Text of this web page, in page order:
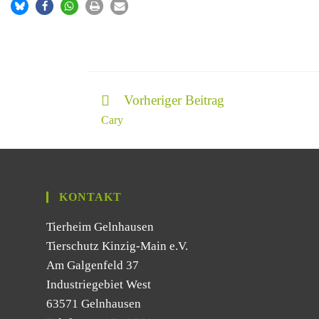
Vorheriger Beitrag
Cary
KONTAKT
Tierheim Gelnhausen
Tierschutz Kinzig-Main e.V.
Am Galgenfeld 37
Industriegebiet West
63571 Gelnhausen